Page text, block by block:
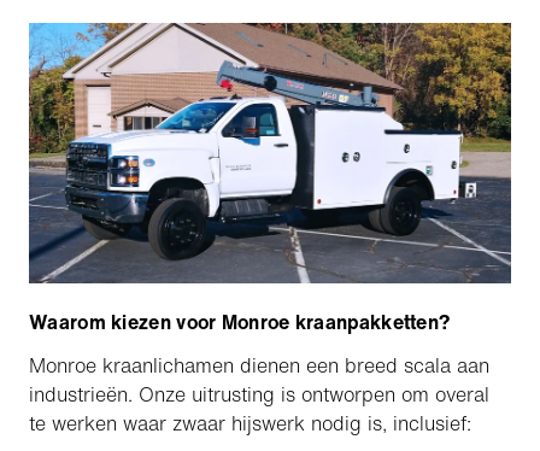
Waarom kiezen voor Monroe kraanpakketten?
Monroe kraanlichamen dienen een breed scala aan
industrieën. Onze uitrusting is ontworpen om overal
te werken waar zwaar hijswerk nodig is, inclusief: